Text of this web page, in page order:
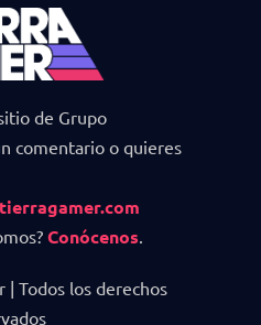
de Grupo
comentario o quieres
Conócenos.
Todos los derechos